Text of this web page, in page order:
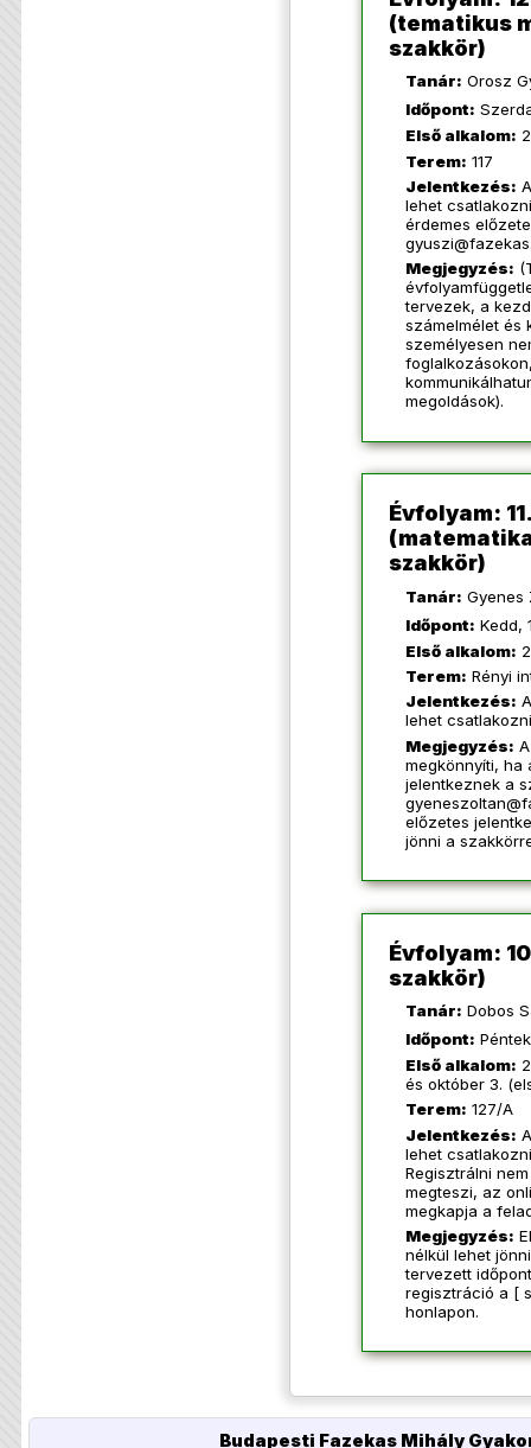
(tematikus
szakkör)
Tanár: Orosz
Időpont:
Első alkalom:
Terem: 117
Jelentkezés:
lehet
érdemes
Megjegyzés:
tervezek, a
számelmélet és
személyesen
megoldások).
Évfolyam:
szakkör)
Tanár: Gyenes
Időpont: Kedd,
Első alkalom:
Terem: Rényi
Jelentkezés:
lehet
Megjegyzés:
megkönnyíti, ha
jelentkeznek a
előzetes
jönni a
Évfolyam:
szakkör)
Tanár: Dobos
Időpont:
Első alkalom:
és október 3.
Terem: 127/A
Jelentkezés:
lehet
Regisztrálni
megteszi, az
megkapja a
Megjegyzés:
nélkül lehet
tervezett
regisztráció a [
honlapon.
Budapesti Fazekas Mihály